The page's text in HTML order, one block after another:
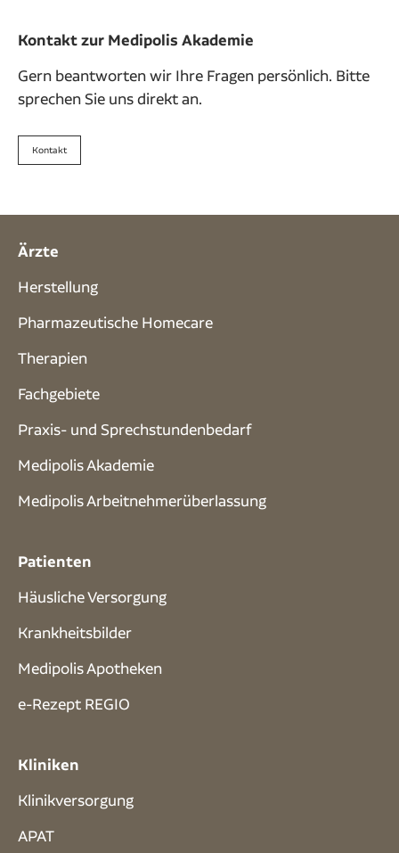
Kontakt zur Medipolis Akademie
Gern beantworten wir Ihre Fragen persönlich. Bitte
sprechen Sie uns direkt an.
Kontakt
Ärzte
Herstellung
Pharmazeutische Homecare
Therapien
Fachgebiete
Praxis- und Sprech­stunden­bedarf
Medipolis Akademie
Medipolis Arbeitnehmerüberlassung
Patienten
Häusliche Versorgung
Krankheitsbilder
Medipolis Apotheken
e-Rezept REGIO
Kliniken
Klinikversorgung
APAT